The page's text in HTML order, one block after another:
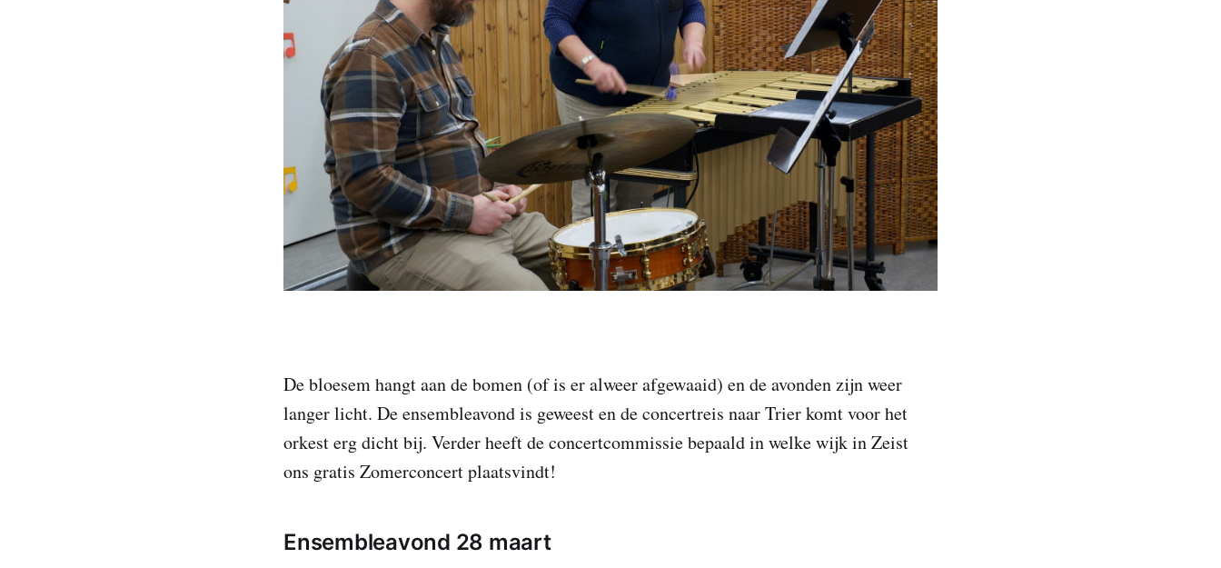
De bloesem hangt aan de bomen (of is er alweer afgewaaid) en de avonden zijn weer
langer licht. De ensembleavond is geweest en de concertreis naar Trier komt voor het
orkest erg dicht bij. Verder heeft de concertcommissie bepaald in welke wijk in Zeist
ons gratis Zomerconcert plaatsvindt!
Ensembleavond 28 maart